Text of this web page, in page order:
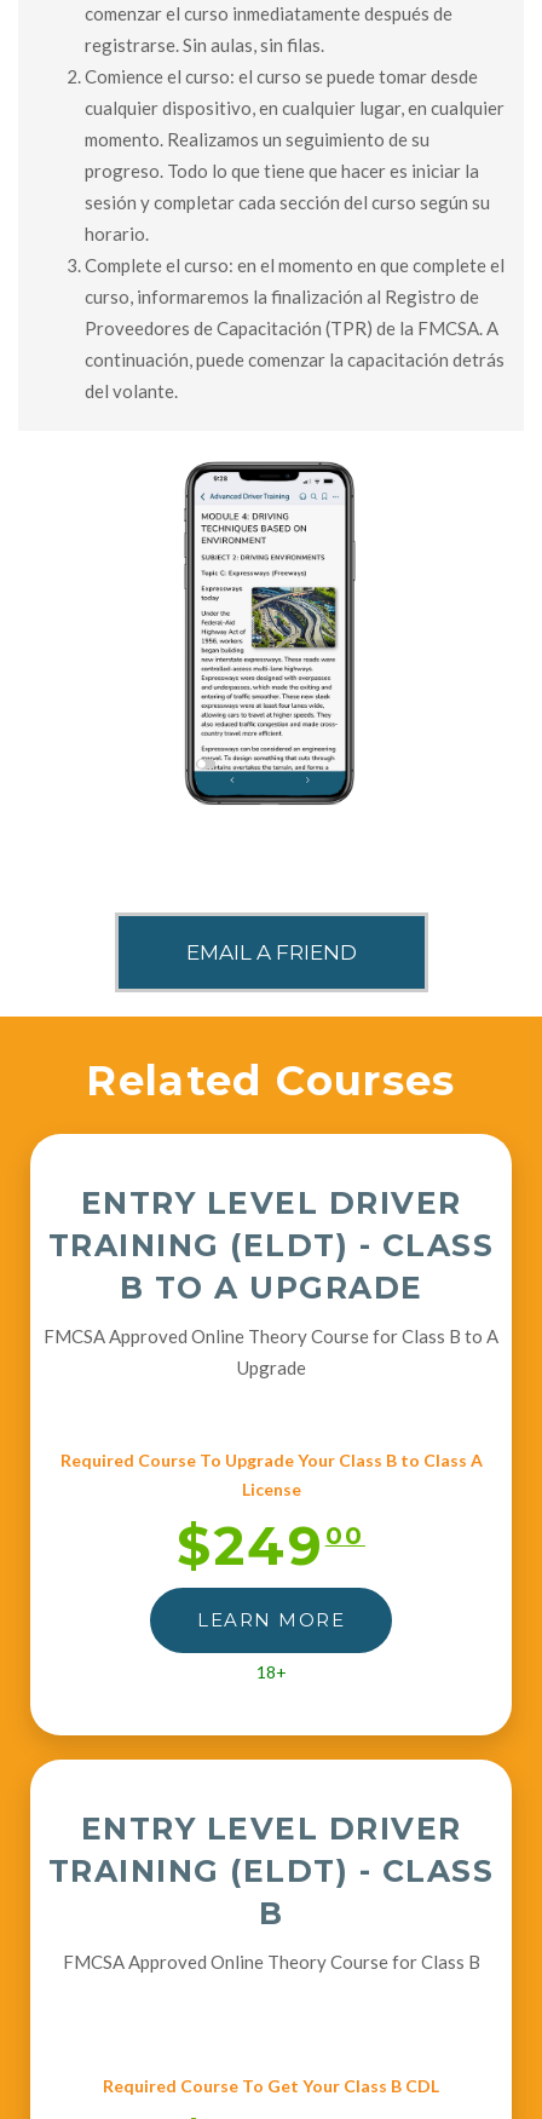
comenzar el curso inmediatamente después de
registrarse. Sin aulas, sin filas.
Comience el curso: el curso se puede tomar desde
cualquier dispositivo, en cualquier lugar, en cualquier
momento. Realizamos un seguimiento de su
progreso. Todo lo que tiene que hacer es iniciar la
sesión y completar cada sección del curso según su
horario.
Complete el curso: en el momento en que complete el
curso, informaremos la finalización al Registro de
Proveedores de Capacitación (TPR) de la FMCSA. A
continuación, puede comenzar la capacitación detrás
del volante.
Related Courses
ENTRY LEVEL DRIVER
TRAINING (ELDT) - CLASS
B TO A UPGRADE
FMCSA Approved Online Theory Course for Class B to A
Upgrade
Required Course To Upgrade Your Class B to Class A
License
$24900
LEARN MORE
18+
ENTRY LEVEL DRIVER
TRAINING (ELDT) - CLASS
B
FMCSA Approved Online Theory Course for Class B
Required Course To Get Your Class B CDL